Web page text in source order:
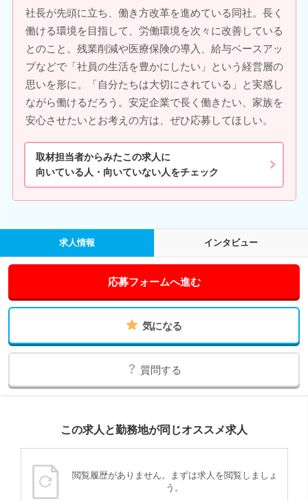
社長が先頭に立ち、働き方改革を進めている同社。長く
働ける環境を目指して、労働環境を次々に改善している
とのこと。残業削減や医療保険の導入、給与ベースアッ
プなどで「社員の生活を豊かにしたい」という経営層の
思いを形に。「自分たちは大切にされている」と実感し
ながら働けるだろう。安定企業で長く働きたい、家族を
安心させたいとお考えの方は、ぜひ応募してほしい。
取材担当者からみたこの求人に
向いている人・向いていない人をチェック
求人情報 インタビュー
応募フォームへ進む
気になる
質問する
この求人と勤務地が同じオススメ求人
閲覧履歴がありません。まずは求人を閲覧しましょ
う。